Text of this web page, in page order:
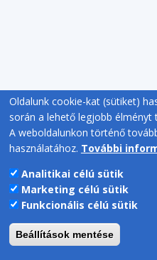
Oldalunk cookie-kat (sütiket)
során a lehető legjobb élményt
A weboldalunkon történő
használatához. További
Analitikai célú sütik
Marketing célú sütik
Funkcionális célú sütik
Beállítások mentése